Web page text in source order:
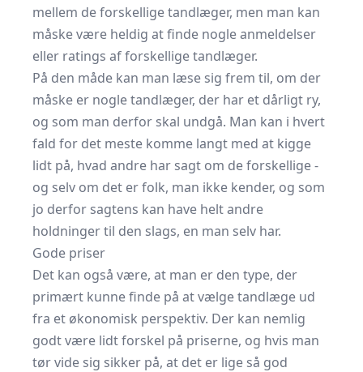
mellem de forskellige tandlæger, men man kan
måske være heldig at finde nogle anmeldelser
eller ratings af forskellige tandlæger.
På den måde kan man læse sig frem til, om der
måske er nogle tandlæger, der har et dårligt ry,
og som man derfor skal undgå. Man kan i hvert
fald for det meste komme langt med at kigge
lidt på, hvad andre har sagt om de forskellige -
og selv om det er folk, man ikke kender, og som
jo derfor sagtens kan have helt andre
holdninger til den slags, en man selv har.
Gode priser
Det kan også være, at man er den type, der
primært kunne finde på at vælge tandlæge ud
fra et økonomisk perspektiv. Der kan nemlig
godt være lidt forskel på priserne, og hvis man
tør vide sig sikker på, at det er lige så god